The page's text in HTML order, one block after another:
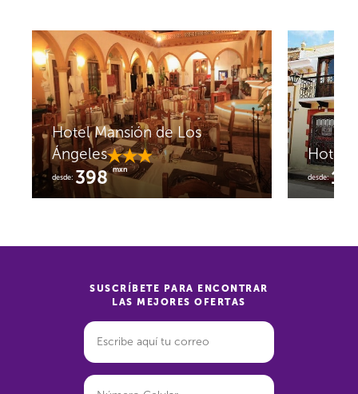
Hotel Mansión de Los
Ángeles
desde: 398mxn
Hotel
desde:
SUSCRÍBETE PARA ENCONTRAR
LAS MEJORES OFERTAS